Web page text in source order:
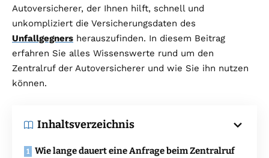
Autoversicherer, der Ihnen hilft, schnell und
unkompliziert die Versicherungsdaten des
Unfallgegners herauszufinden. In diesem Beitrag
erfahren Sie alles Wissenswerte rund um den
Zentralruf der Autoversicherer und wie Sie ihn nutzen
können.
Inhaltsverzeichnis
Wie lange dauert eine Anfrage beim Zentralruf